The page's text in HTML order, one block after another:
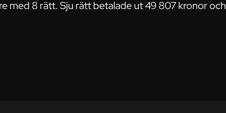
med 8 rätt. Sju rätt betalade ut 49 807 kronor och